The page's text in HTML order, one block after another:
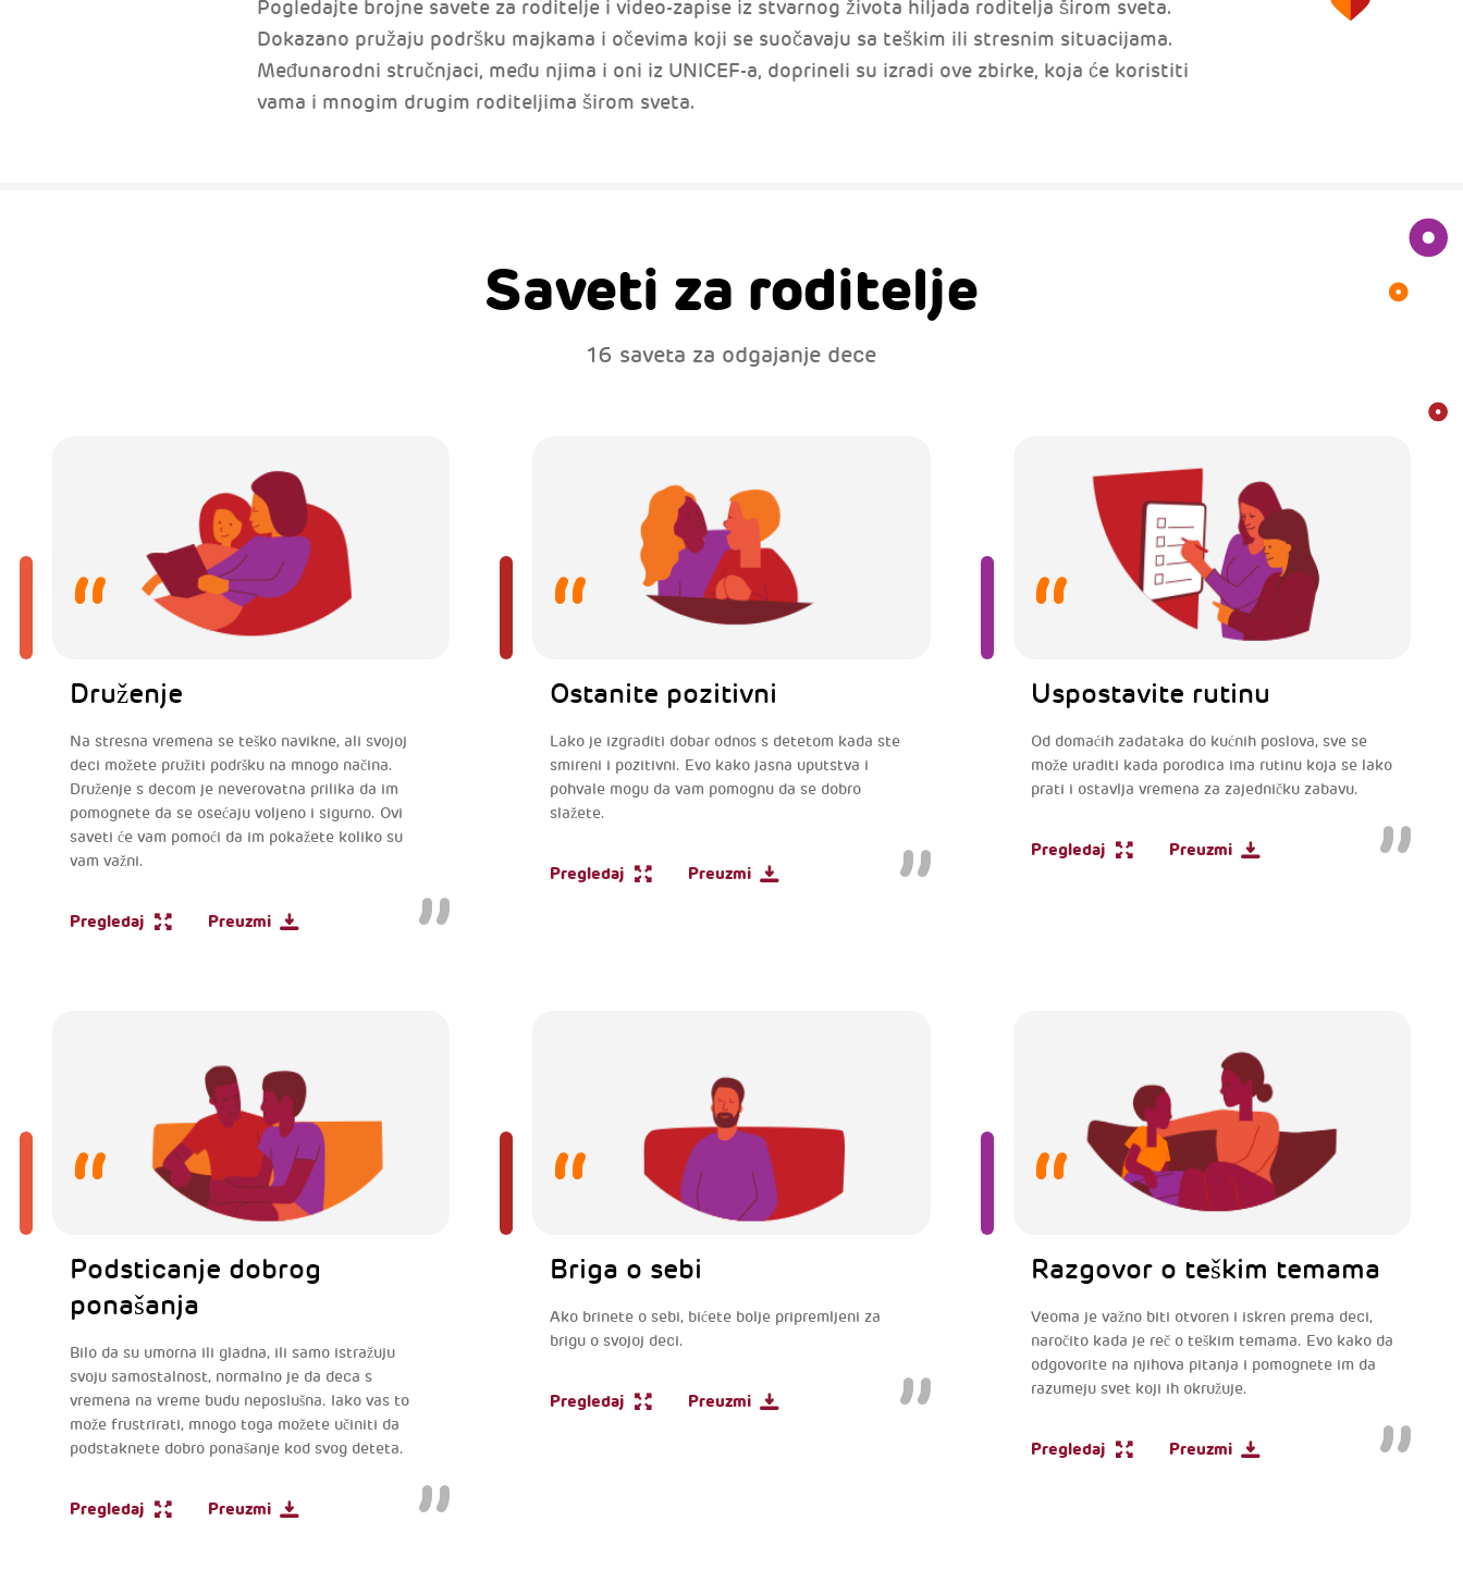
Pogledajte brojne savete za roditelje i video-zapise iz stvarnog života hiljada roditelja širom sveta.
Dokazano pružaju podršku majkama i očevima koji se suočavaju sa teškim ili stresnim situacijama.
Međunarodni stručnjaci, među njima i oni iz UNICEF-a, doprineli su izradi ove zbirke, koja će koristiti
vama i mnogim drugim roditeljima širom sveta.
Saveti za roditelje
16 saveta za odgajanje dece
Druženje
Na stresna vremena se teško navikne, ali svojoj
deci možete pružiti podršku na mnogo načina.
Druženje s decom je neverovatna prilika da im
pomognete da se osećaju voljeno i sigurno. Ovi
saveti će vam pomoći da im pokažete koliko su
vam važni.
Pregledaj Preuzmi
Ostanite pozitivni
Lako je izgraditi dobar odnos s detetom kada ste
smireni i pozitivni. Evo kako jasna uputstva i
pohvale mogu da vam pomognu da se dobro
slažete.
Pregledaj Preuzmi
Uspostavite rutinu
Od domaćih zadataka do kućnih poslova, sve se
može uraditi kada porodica ima rutinu koja se lako
prati i ostavlja vremena za zajedničku zabavu.
Pregledaj Preuzmi
Podsticanje dobrog
ponašanja
Bilo da su umorna ili gladna, ili samo istražuju
svoju samostalnost, normalno je da deca s
vremena na vreme budu neposlušna. Iako vas to
može frustrirati, mnogo toga možete učiniti da
podstaknete dobro ponašanje kod svog deteta.
Pregledaj Preuzmi
Briga o sebi
Ako brinete o sebi, bićete bolje pripremljeni za
brigu o svojoj deci.
Pregledaj Preuzmi
Razgovor o teškim temama
Veoma je važno biti otvoren i iskren prema deci,
naročito kada je reč o teškim temama. Evo kako da
odgovorite na njihova pitanja i pomognete im da
razumeju svet koji ih okružuje.
Pregledaj Preuzmi